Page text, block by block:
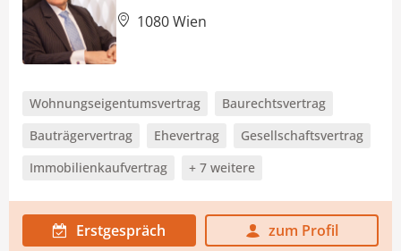
1080 Wien
Wohnungseigentumsvertrag
Baurechtsvertrag
Bauträgervertrag
Ehevertrag
Gesellschaftsvertrag
Immobilienkaufvertrag
+ 7 weitere
Erstgespräch zum Profil